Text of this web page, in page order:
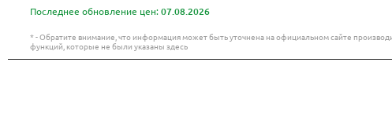
Последнее обновление цен: 07.08.2026
* - Обратите внимание, что информация может быть уточнена на официальном сайте
функций, которые не были указаны здесь